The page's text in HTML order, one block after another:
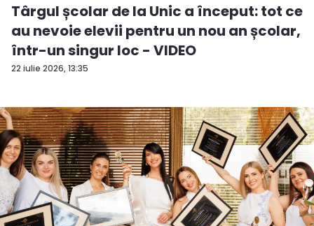
22 iulie 2026, 13:35
Târgul școlar de la Unic a început: tot ce
au nevoie elevii pentru un nou an școlar,
într-un singur loc - VIDEO